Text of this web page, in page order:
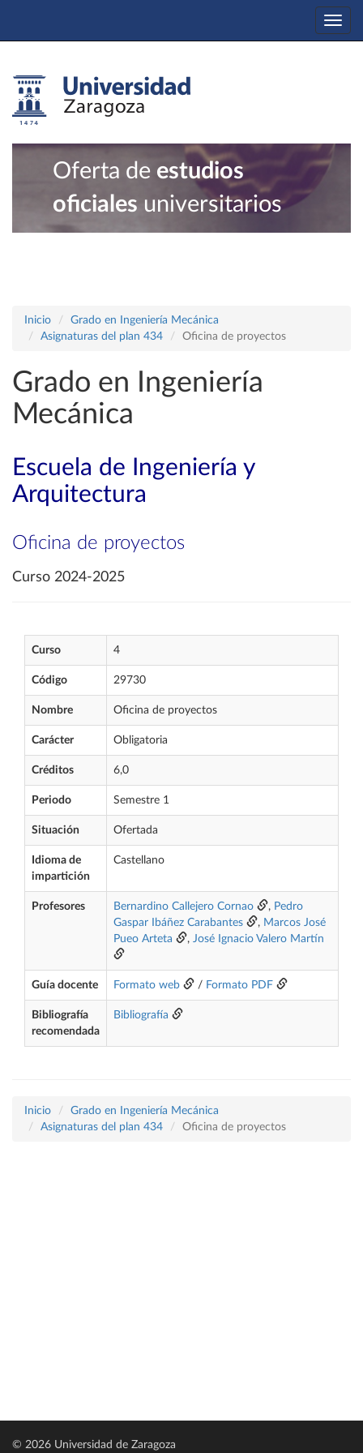
Oferta de estudios
oficiales universitarios
Inicio
Grado en Ingeniería Mecánica
Asignaturas del plan 434
Oficina de proyectos
Grado en Ingeniería
Mecánica
Escuela de Ingeniería y
Arquitectura
Oficina de proyectos
Curso 2024-2025
Curso 4
Código 29730
Nombre Oficina de proyectos
Carácter Obligatoria
Créditos 6,0
Periodo Semestre 1
Situación Ofertada
Idioma de
impartición
Castellano
Profesores Bernardino Callejero Cornao , Pedro
Gaspar Ibáñez Carabantes
, Marcos José
Pueo Arteta
, José Ignacio Valero Martín
Guía docente Formato web / Formato PDF
Bibliografía
recomendada
Bibliografía
Inicio
Grado en Ingeniería Mecánica
Asignaturas del plan 434
Oficina de proyectos
© 2026 Universidad de Zaragoza